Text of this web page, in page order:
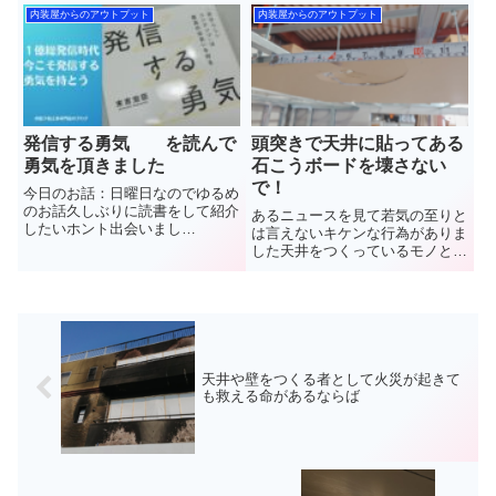
扱っているのがほとんどちょっと
でも理解して建材を使って欲しい
わけです群馬県館林市で”軽量鉄
骨下地工事(LGS)”と”石こ...
装の中島と申します３週間ぶり？
に日曜日に休みがとれました(笑)
年明けからほぼ毎週仕事やら出張
に行ってたのもあ...
内装屋からのアウトプット
発信する勇気 を読んで
勇気を頂きました
今日のお話：日曜日なのでゆるめ
のお話久しぶりに読書をして紹介
したいホント出会いまし
内装屋からのアウトプット
頭突きで天井に貼ってある
石こうボードを壊さない
で！
あるニュースを見て若気の至りと
は言えないキケンな行為がありま
した天井をつくっているモノとし
天井や壁をつくる者として火災が起きて
も救える命があるならば